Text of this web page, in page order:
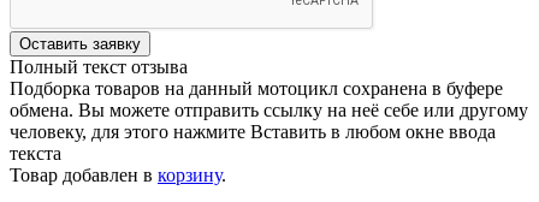
Оставить заявку
Полный текст отзыва
Подборка товаров на данный мотоцикл сохранена в буфере
обмена. Вы можете отправить ссылку на неё себе или другому
человеку, для этого нажмите Вставить в любом окне ввода
текста
Товар добавлен в корзину.